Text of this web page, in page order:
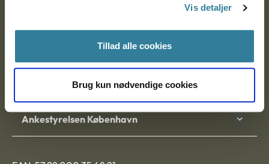
Vis detaljer
Tillad alle cookies
Brug kun nødvendige cookies
Ankestyrelsen Aalborg
Ankestyrelsen København